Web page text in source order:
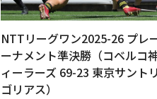
NTTリーグワン2025-26 プレ
ーナメント準決勝（コベルコ
ィーラーズ 69-23 東京サント
ゴリアス）